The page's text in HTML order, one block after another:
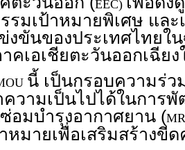
EEC)
รมเป้าหมายพิเศษ แล
งขันของประเทศไทยใ
คเอเชียตะวันออกเฉียง
นี้ เป็นกรอบความร่ว
วามเป็นไปได้ในการ
อมบำรุงอากาศยาน (
หมายเพื่อเสริมสร้างขี